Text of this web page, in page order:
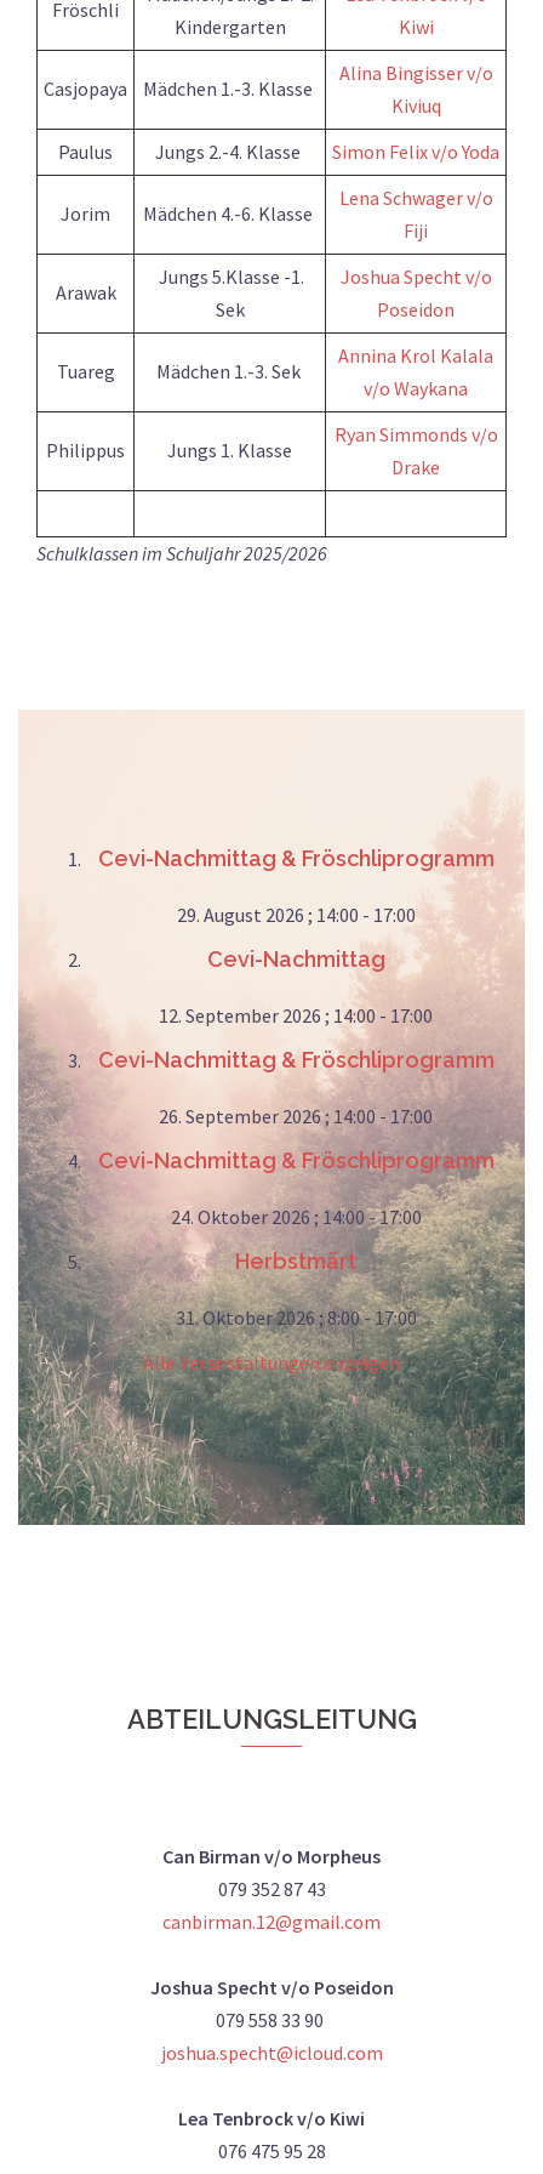
Fröschli
Kindergarten
Kiwi
Casjopaya Mädchen 1.-3. Klasse
Alina Bingisser v/o
Kiviuq
Paulus
Jungs 2.-4. Klasse Simon Felix v/o Yoda
Jorim Mädchen 4.-6. Klasse
Lena Schwager v/o
Fiji
Arawak
Jungs 5.Klasse -1.
Sek
Joshua Specht v/o
Poseidon
Tuareg Mädchen 1.-3. Sek
Annina Krol Kalala
v/o Waykana
Philippus Jungs 1. Klasse
Ryan Simmonds v/o
Drake
Schulklassen im Schuljahr 2025/2026
Cevi-Nachmittag & Fröschliprogramm
29. August 2026 ; 14:00 - 17:00
Cevi-Nachmittag
12. September 2026 ; 14:00 - 17:00
Cevi-Nachmittag & Fröschliprogramm
26. September 2026 ; 14:00 -17:00
Cevi-Nachmittag & Fröschliprogramm
24. Oktober 2026 ; 14:00-17:00
Herbstmärt
31. Oktober 2026 ; 8:00-17:00
Alle Veranstaltungen anzeigen
ABTEILUNGSLEITUNG
Can Birman v/o Morpheus
079 352 87 43
canbirman.12@gmail.com
Joshua Specht v/o Poseidon
079 558 33 90
joshua.specht@icloud.com
Lea Tenbrock v/o Kiwi
076 475 95 28